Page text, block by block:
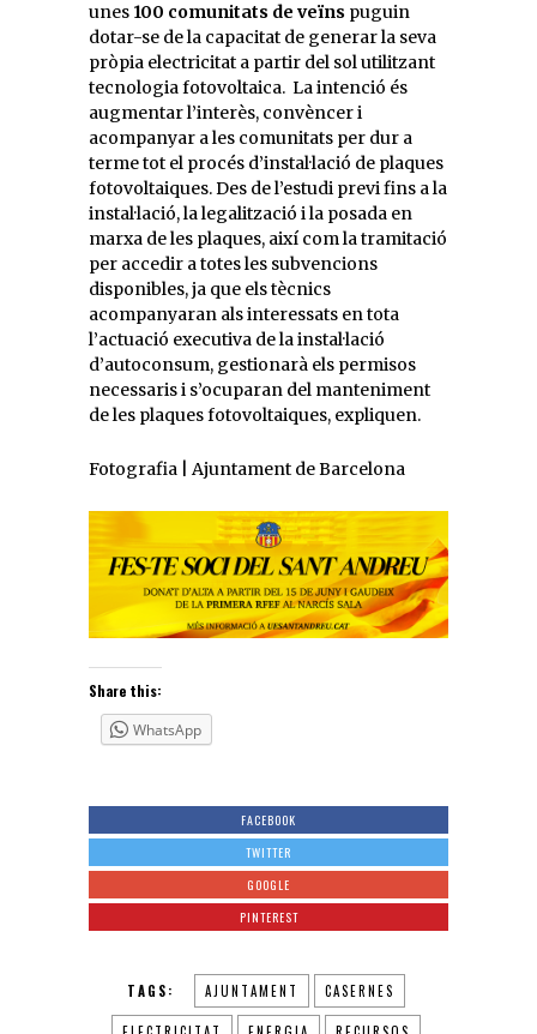
unes 100 comunitats de veïns puguin
dotar-se de la capacitat de generar la seva
pròpia electricitat a partir del sol utilitzant
tecnologia fotovoltaica. La intenció és
augmentar l’interès, convèncer i
acompanyar a les comunitats per dur a
terme tot el procés d’instal·lació de plaques
fotovoltaiques. Des de l’estudi previ fins a la
instal·lació, la legalització i la posada en
marxa de les plaques, així com la tramitació
per accedir a totes les subvencions
disponibles, ja que els tècnics
acompanyaran als interessats en tota
l’actuació executiva de la instal·lació
d’autoconsum, gestionarà els permisos
necessaris i s’ocuparan del manteniment
de les plaques fotovoltaiques, expliquen.
Fotografia | Ajuntament de Barcelona
Share this:
WhatsApp
FACEBOOK
TWITTER
GOOGLE
PINTEREST
TAGS: AJUNTAMENT CASERNES